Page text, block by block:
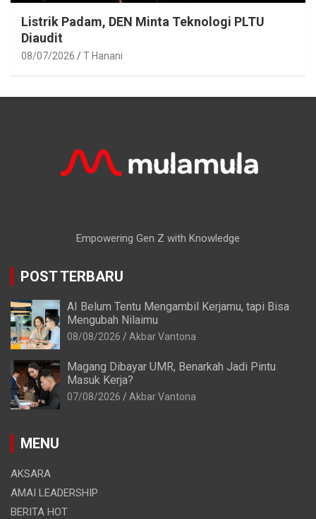
Listrik Padam, DEN Minta Teknologi PLTU
Diaudit
08/07/2026 T Hanani
Empowering Gen Z with Knowledge
POST TERBARU
AI Belum Tentu Mengambil Kerjamu, tapi Bisa
Mengubah Nilaimu
08/08/2026 Akbar Vantona
Magang Dibayar UMR, Benarkah Jadi Pintu
Masuk Kerja?
07/08/2026 Akbar Vantona
MENU
AKSARA
AMAI LEADERSHIP
BERITA HOT